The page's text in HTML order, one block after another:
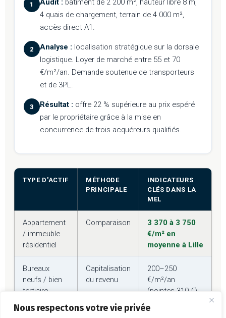
Nous respectons votre vie privée
1 Audit : bâtiment de 2 200 m², hauteur libre 8 m,
4 quais de chargement, terrain de 4 000 m²,
accès direct A1.
2 Analyse : localisation stratégique sur la dorsale
logistique. Loyer de marché entre 55 et 70
€/m²/an. Demande soutenue de transporteurs
et de 3PL.
3 Résultat : offre 22 % supérieure au prix espéré
par le propriétaire grâce à la mise en
concurrence de trois acquéreurs qualifiés.
TYPE D'ACTIF
MÉTHODE
PRINCIPALE
INDICATEURS
CLÉS DANS LA
MEL
Appartement
/ immeuble
résidentiel
Comparaison
3 370 à 3 750
€/m² en
moyenne à Lille
Bureaux
neufs / bien
tertiaire
Capitalisation
du revenu
200–250
€/m²/an
(pointes 310 €)
central